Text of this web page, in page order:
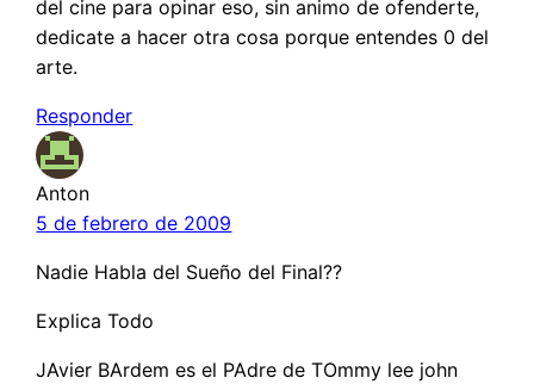
del cine para opinar eso, sin animo de ofenderte,
dedicate a hacer otra cosa porque entendes 0 del
arte.
Responder
Anton
5 de febrero de 2009
Nadie Habla del Sueño del Final??
Explica Todo
JAvier BArdem es el PAdre de TOmmy lee john